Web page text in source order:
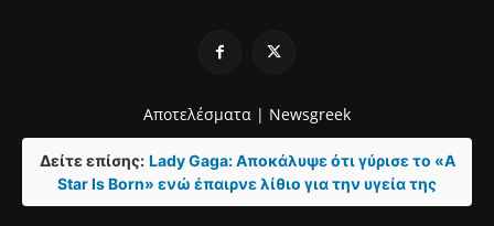
Αποτελέσματα | Newsgreek
Δείτε επίσης: Lady Gaga: Αποκάλυψε ότι γύρισε το «A
Star Is Born» ενώ έπαιρνε λίθιο για την υγεία της